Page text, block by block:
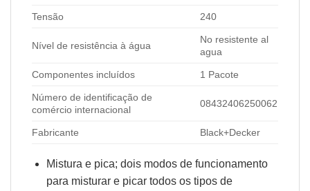
Tensão 240
Nível de resistência à água
No resistente al
agua
Componentes incluídos 1 Pacote
Número de identificação de
comércio internacional
08432406250062
Fabricante Black+Decker
Mistura e pica; dois modos de funcionamento
para misturar e picar todos os tipos de